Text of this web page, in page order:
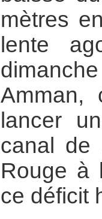
mètres
lente
Amman,
lancer
canal de
Rouge à
ce déficit